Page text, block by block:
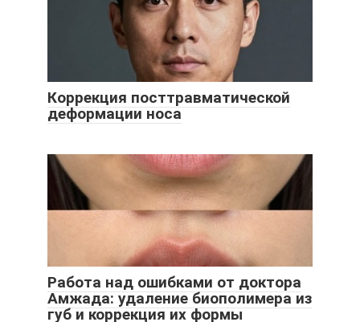
Коррекция посттравматической
деформации носа
Работа над ошибками от доктора
Амжада: удаление биополимера из
губ и коррекция их формы